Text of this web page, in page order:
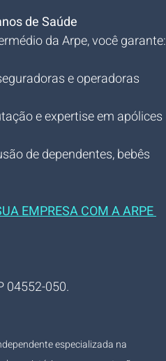
de Saúde
da Arpe, você garante:
e operadoras
e expertise em apólices
de dependentes, bebês
EMPRESA COM A ARPE
04552-050.
especializada na